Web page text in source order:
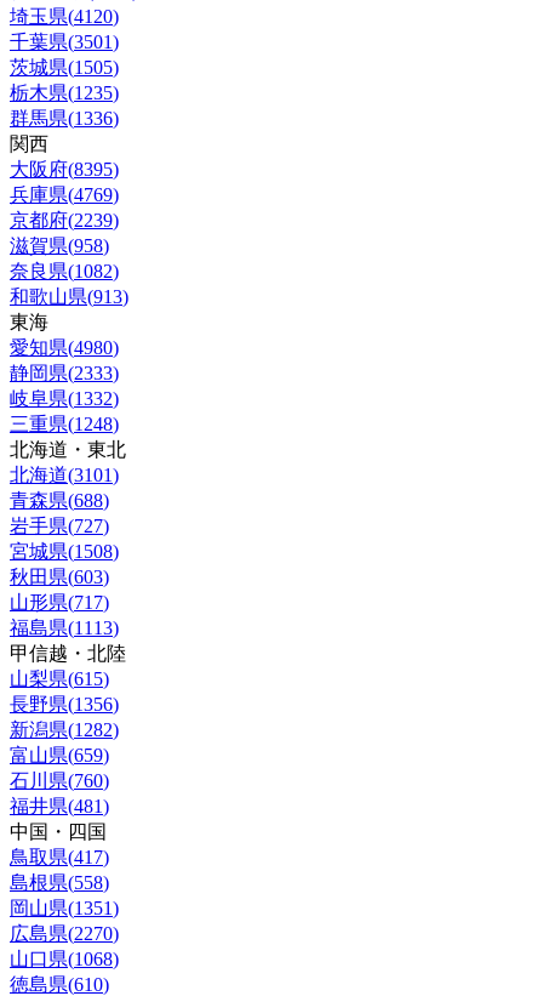
埼玉県(4120)
千葉県(3501)
茨城県(1505)
栃木県(1235)
群馬県(1336)
関西
大阪府(8395)
兵庫県(4769)
京都府(2239)
滋賀県(958)
奈良県(1082)
和歌山県(913)
東海
愛知県(4980)
静岡県(2333)
岐阜県(1332)
三重県(1248)
北海道・東北
北海道(3101)
青森県(688)
岩手県(727)
宮城県(1508)
秋田県(603)
山形県(717)
福島県(1113)
甲信越・北陸
山梨県(615)
長野県(1356)
新潟県(1282)
富山県(659)
石川県(760)
福井県(481)
中国・四国
鳥取県(417)
島根県(558)
岡山県(1351)
広島県(2270)
山口県(1068)
徳島県(610)